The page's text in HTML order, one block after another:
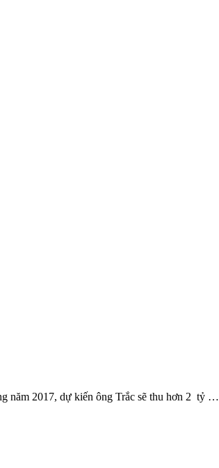
năm 2017, dự kiến ông Trắc sẽ thu hơn 2 tỷ …